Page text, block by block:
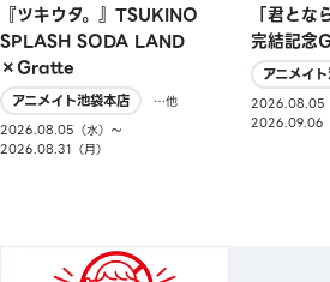
『ツキウタ。』TSUKINO
SPLASH SODA LAND
×Gratte
アニメイト池袋本店
…他
2026.08.05（水）〜
2026.08.31（月）
「君とな
完結記念
アニメイ
2026.08.05
2026.09.06